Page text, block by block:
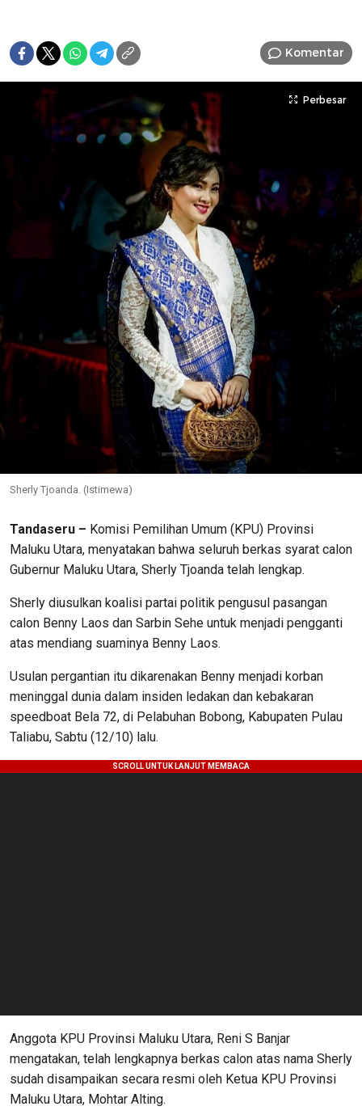
Komentar
Perbesar
Sherly Tjoanda. (Istimewa)
Tandaseru – Komisi Pemilihan Umum (KPU) Provinsi
Maluku Utara, menyatakan bahwa seluruh berkas syarat calon
Gubernur Maluku Utara, Sherly Tjoanda telah lengkap.
Sherly diusulkan koalisi partai politik pengusul pasangan
calon Benny Laos dan Sarbin Sehe untuk menjadi pengganti
atas mendiang suaminya Benny Laos.
Usulan pergantian itu dikarenakan Benny menjadi korban
meninggal dunia dalam insiden ledakan dan kebakaran
speedboat Bela 72, di Pelabuhan Bobong, Kabupaten Pulau
Taliabu, Sabtu (12/10) lalu.
Anggota KPU Provinsi Maluku Utara, Reni S Banjar
mengatakan, telah lengkapnya berkas calon atas nama Sherly
sudah disampaikan secara resmi oleh Ketua KPU Provinsi
Maluku Utara, Mohtar Alting.